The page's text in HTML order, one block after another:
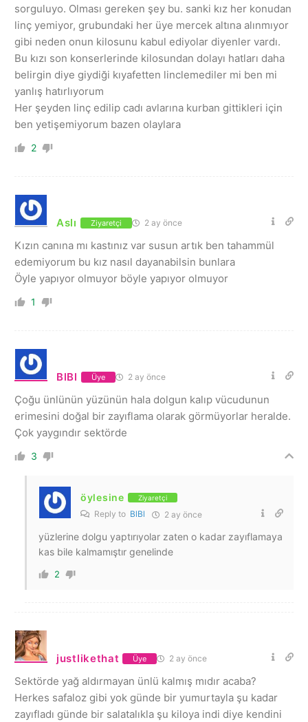
sorguluyo. Olması gereken şey bu. sanki kız her konudan
linç yemiyor, grubundaki her üye mercek altına alınmıyor
gibi neden onun kilosunu kabul ediyolar diyenler vardı.
Bu kızı son konserlerinde kilosundan dolayı hatları daha
belirgin diye giydiği kıyafetten linclemediler mi ben mi
yanlış hatırlıyorum
Her şeyden linç edilip cadı avlarına kurban gittikleri için
ben yetişemiyorum bazen olaylara
2
Aslı Ziyaretçi 2 ay önce
Kızın canına mı kastınız var susun artık ben tahammül
edemiyorum bu kız nasıl dayanabilsin bunlara
Öyle yapıyor olmuyor böyle yapıyor olmuyor
1
BlBl Üye 2 ay önce
Çoğu ünlünün yüzünün hala dolgun kalıp vücudunun
erimesini doğal bir zayıflama olarak görmüyorlar heralde.
Çok yaygındır sektörde
3
öylesine Ziyaretçi
Reply to BlBl 2 ay önce
yüzlerine dolgu yaptırıyolar zaten o kadar zayıflamaya
kas bile kalmamıştır genelinde
2
justlikethat Üye 2 ay önce
Sektörde yağ aldırmayan ünlü kalmış mıdır acaba?
Herkes safaloz gibi yok günde bir yumurtayla şu kadar
zayıfladı günde bir salatalıkla şu kiloya indi diye kendini